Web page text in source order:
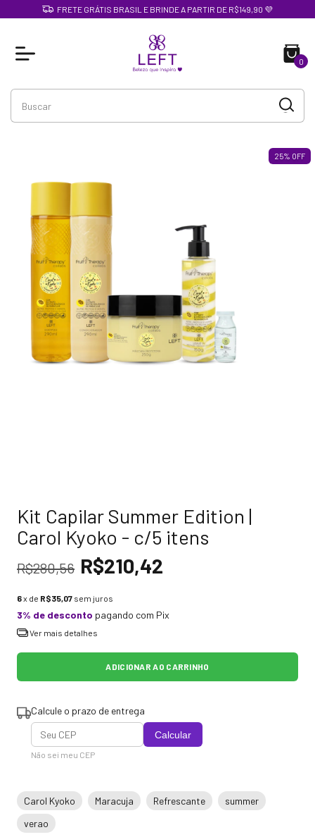
FRETE GRÁTIS BRASIL E BRINDE A PARTIR DE R$149,90 💜
0
25% OFF
Kit Capilar Summer Edition |
Carol Kyoko - c/5 itens
R$280,56 R$210,42
6x de R$35,07 sem juros
3% de desconto pagando com Pix
Ver mais detalhes
Calcule o prazo de entrega
Calcular
Não sei meu CEP
Carol Kyoko Maracuja Refrescante
summer
verao